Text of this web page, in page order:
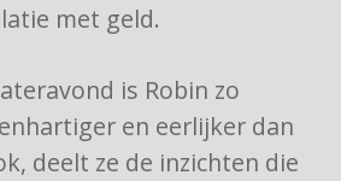
met geld.
is Robin zo
en eerlijker dan
deelt ze de inzichten die